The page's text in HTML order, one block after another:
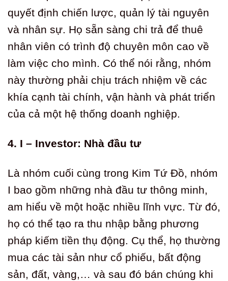
quyết định chiến lược, quản lý tài nguyên
và nhân sự. Họ sẵn sàng chi trả để thuê
nhân viên có trình độ chuyên môn cao về
làm việc cho mình. Có thể nói rằng, nhóm
này thường phải chịu trách nhiệm về các
khía cạnh tài chính, vận hành và phát triển
của cả một hệ thống doanh nghiệp.
4. I – Investor: Nhà đầu tư
Là nhóm cuối cùng trong Kim Tứ Đồ, nhóm
I bao gồm những nhà đầu tư thông minh,
am hiểu về một hoặc nhiều lĩnh vực. Từ đó,
họ có thể tạo ra thu nhập bằng phương
pháp kiếm tiền thụ động. Cụ thể, họ thường
mua các tài sản như cổ phiếu, bất động
sản, đất, vàng,… và sau đó bán chúng khi